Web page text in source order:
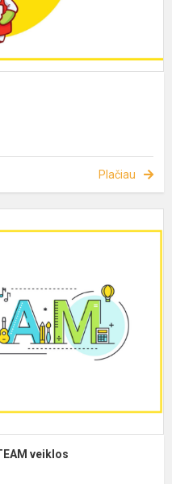
Plačiau
veiklos